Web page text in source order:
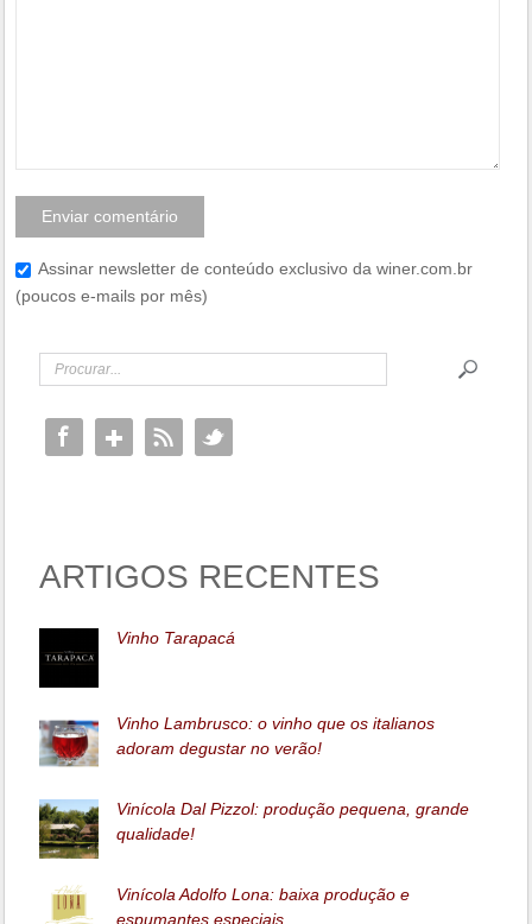
Assinar newsletter de conteúdo exclusivo da winer.com.br
(poucos e-mails por mês)
ARTIGOS RECENTES
Vinho Tarapacá
Vinho Lambrusco: o vinho que os italianos
adoram degustar no verão!
Vinícola Dal Pizzol: produção pequena, grande
qualidade!
Vinícola Adolfo Lona: baixa produção e
espumantes especiais